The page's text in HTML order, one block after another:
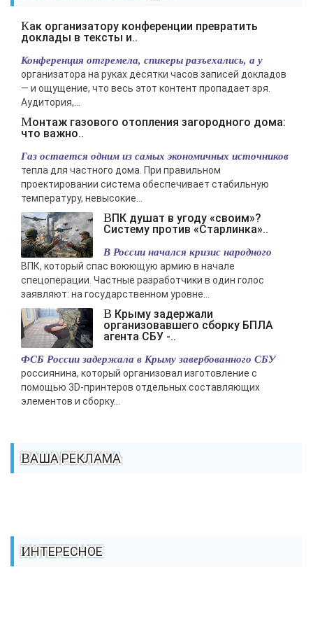
Как организатору конференции превратить
доклады в тексты и..
Конференция отгремела, спикеры разъехались, а у
организатора на руках десятки часов записей докладов
— и ощущение, что весь этот контент пропадает зря.
Аудитория,...
Монтаж газового отопления загородного дома:
что важно..
Газ остается одним из самых экономичных источников
тепла для частного дома. При правильном
проектировании система обеспечивает стабильную
температуру, невысокие...
ВПК душат в угоду «своим»?
Систему против «Старлинка»..
В России начался кризис народного
ВПК, который спас воюющую армию в начале
спецоперации. Частные разработчики в один голос
заявляют: на государственном уровне...
В Крыму задержали
организовавшего сборку БПЛА
агента СБУ -..
ФСБ России задержала в Крыму завербованного СБУ
россиянина, который организовал изготовление с
помощью 3D-принтеров отдельных составляющих
элементов и сборку...
ВАША РЕКЛАМА
ИНТЕРЕСНОЕ